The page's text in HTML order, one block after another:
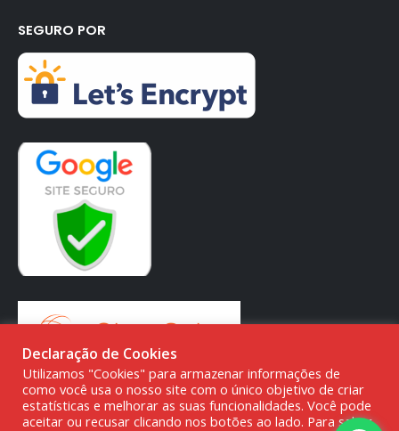
SEGURO POR
Declaração de Cookies
Utilizamos "Cookies" para armazenar informações de
como você usa o nosso site com o único objetivo de criar
estatísticas e melhorar as suas funcionalidades. Você pode
aceitar ou recusar clicando nos botões ao lado. Para saber